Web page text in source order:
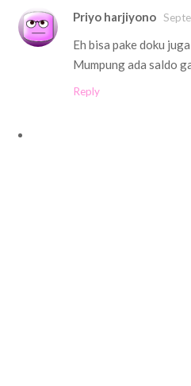
Priyo harjiyono
Eh bisa pake doku
Mumpung ada saldo
Reply